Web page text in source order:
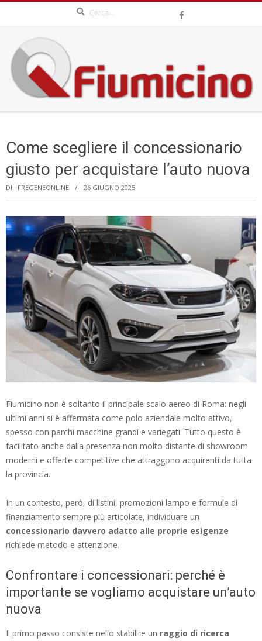
content
QFIUMICINO.COM
Menu
Come scegliere il concessionario
giusto per acquistare l’auto nuova
DI: FREGENEONLINE 26 GIUGNO 2025
Fiumicino non è soltanto il principale scalo aereo di Roma: negli
ultimi anni si è affermata come polo aziendale molto attivo,
spesso con parchi macchine grandi e variegati. Tutto questo è
facilitato anche dalla presenza non molto distante di showroom
moderni e offerte competitive che attraggono acquirenti da tutta
la provincia.
In un contesto, però, di listini, promozioni lampo e formule di
finanziamento sempre più articolate, individuare un
concessionario davvero adatto alle proprie esigenze
richiede metodo e attenzione.
Confrontare i concessionari: perché è
importante se vogliamo acquistare un’auto
nuova
Il primo passo consiste nello stabilire un raggio di ricerca